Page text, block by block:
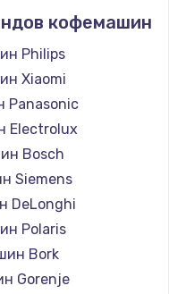
кофемашин
Philips
Xiaomi
Panasonic
Electrolux
Bosch
Siemens
DeLonghi
Polaris
Bork
Gorenje